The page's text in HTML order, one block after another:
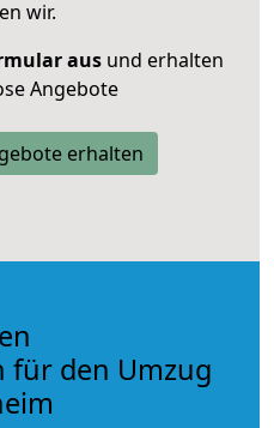
wir.
ausund erhalten
Angebote
erhalten
für den Umzug